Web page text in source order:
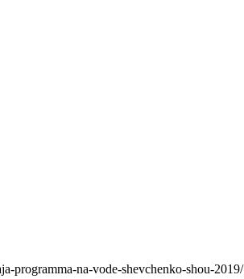
programma-na-vode-shevchenko-shou-2019/